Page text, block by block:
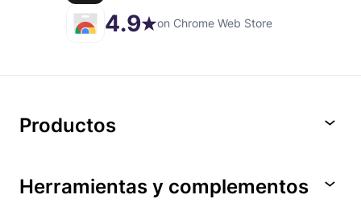
4.9 on Chrome Web Store
Productos
Herramientas y complementos